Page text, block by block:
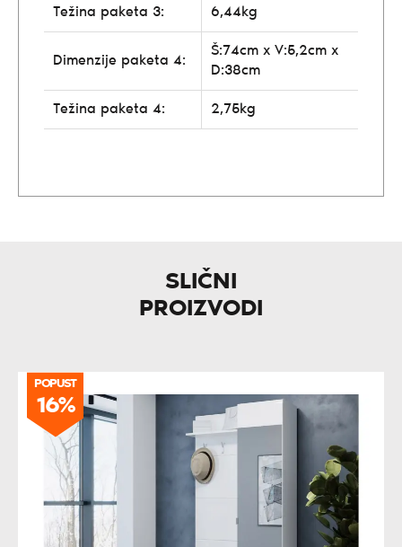
Težina paketa 3: 6,44kg
Dimenzije paketa 4:
Š:74cm x V:5,2cm x
D:38cm
Težina paketa 4: 2,75kg
SLIČNI
PROIZVODI
POPUST
16%